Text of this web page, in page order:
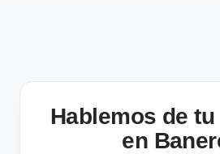
Hablemos de
en